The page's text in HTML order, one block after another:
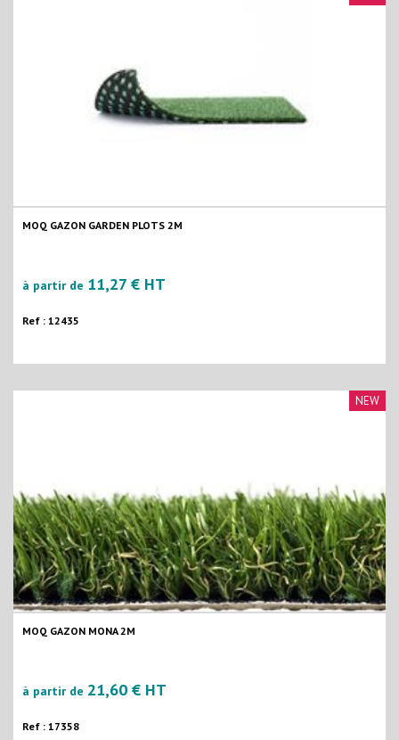
MOQ GAZON GARDEN PLOTS 2M
à partir de 11,27 € HT
Ref : 12435
MOQ GAZON MONA 2M
à partir de 21,60 € HT
NEW
Ref : 17358